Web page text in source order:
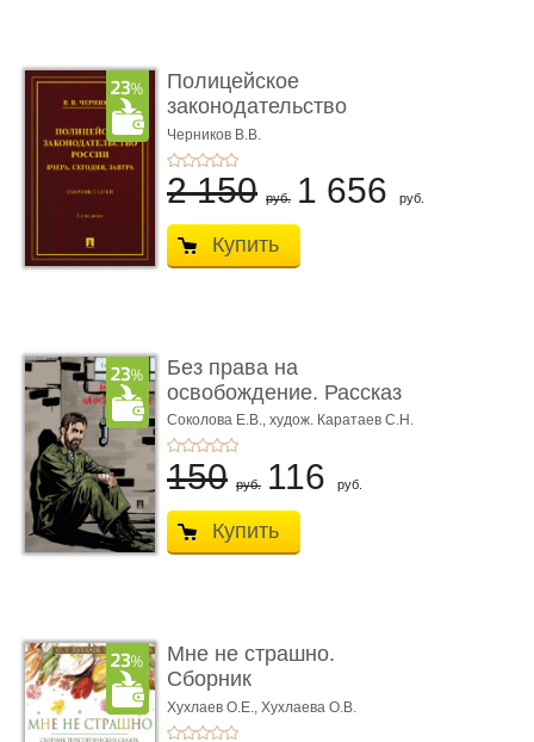
Полицейское
законодательство
России: вчера, с� ...
Черников В.В.
2 150 руб. 1 656 руб.
Купить
Без права на
освобождение. Рассказ
Соколова Е.В., худож. Каратаев С.Н.
150 руб. 116 руб.
Купить
Мне не страшно.
Сборник
терапевтических
сказо� ...
Хухлаев О.Е., Хухлаева О.В.